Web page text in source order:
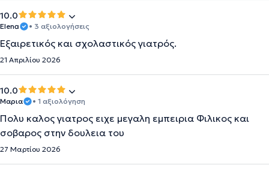
10.0
Elena • 3 αξιολογήσεις
Εξαιρετικός και σχολαστικός γιατρός.
21 Απριλίου 2026
10.0
Μαρια • 1 αξιολόγηση
Πολυ καλος γιατρος ειχε μεγαλη εμπειρια Φιλικος και
σοβαρος στην δουλεια του
27 Μαρτίου 2026